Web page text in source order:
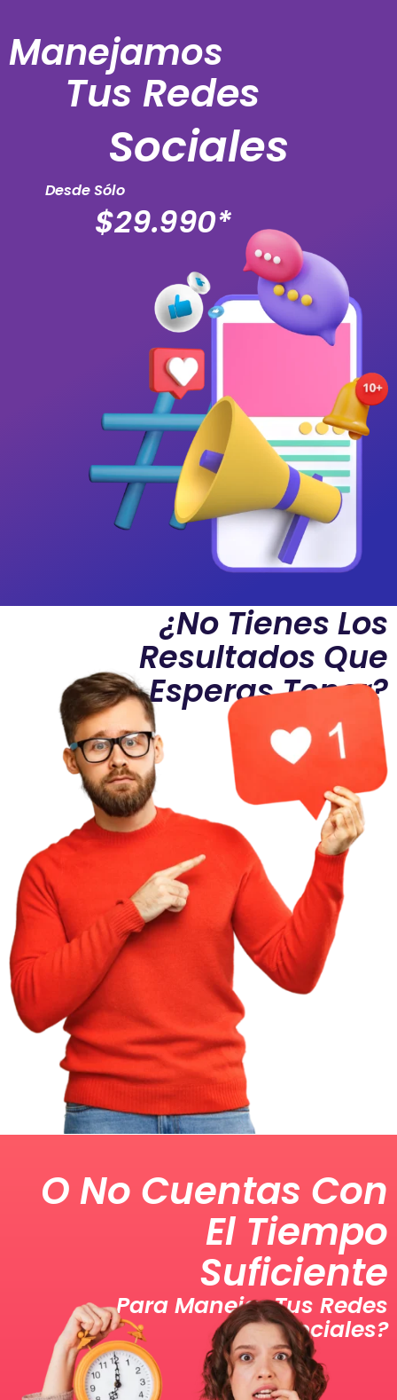
Manejamos
Tus Redes
Sociales
Desde Sólo
$29.990*
¿No Tienes Los
Resultados Que
Esperas Tener?
O No Cuentas Con
El Tiempo
Suficiente
Para Manejar Tus Redes
Sociales?